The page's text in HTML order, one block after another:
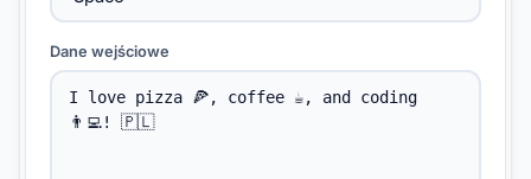
Dane wejściowe